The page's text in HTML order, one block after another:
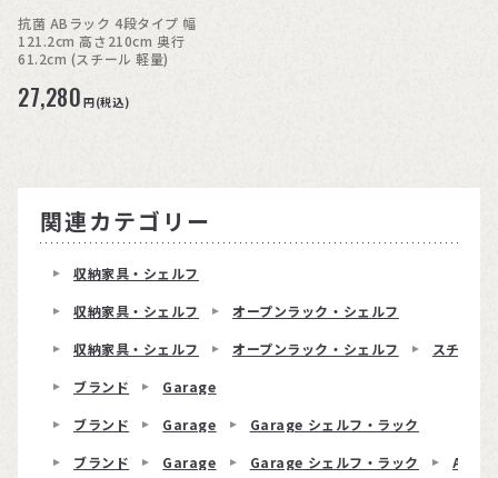
抗菌 ABラック 4段タイプ 幅
121.2cm 高さ210cm 奥行
61.2cm (スチール 軽量)
27,280 円(税込)
関連カテゴリー
収納家具・シェルフ
収納家具・シェルフ
オープンラック・シェルフ
収納家具・シェルフ
オープンラック・シェルフ
スチール
ブランド
Garage
ブランド
Garage
Garage シェルフ・ラック
ブランド
Garage Garage シェルフ・ラック ABラ